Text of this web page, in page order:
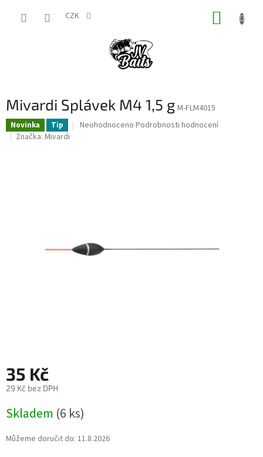
CZK
Mivardi Splávek M4 1,5 g M-FLM4015
Novinka Tip
Průměrné
Neohodnoceno Podrobnosti hodnocení
Značka: Mivardi
35 Kč
29 Kč bez DPH
cena:
Skladem (6 ks)
Můžeme doručit do: 11.8.2026